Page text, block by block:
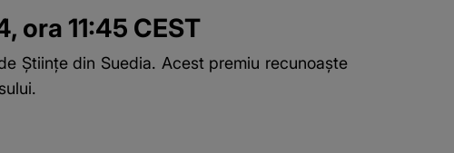
ora 11:45 CEST
Științe din Suedia. Acest premiu recunoaște